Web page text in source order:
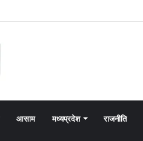
आसाम मध्यप्रदेश राजनीति